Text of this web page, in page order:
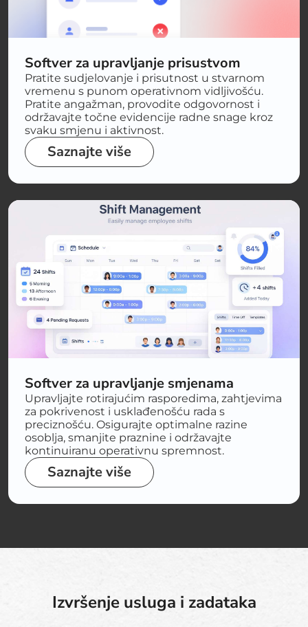
Softver za upravljanje prisustvom
Pratite sudjelovanje i prisutnost u stvarnom
vremenu s punom operativnom vidljivošću.
Pratite angažman, provodite odgovornost i
održavajte točne evidencije radne snage kroz
svaku smjenu i aktivnost.
Saznajte više
Softver za upravljanje smjenama
Upravljajte rotirajućim rasporedima, zahtjevima
za pokrivenost i usklađenošću rada s
preciznošću. Osigurajte optimalne razine
osoblja, smanjite praznine i održavajte
kontinuiranu operativnu spremnost.
Saznajte više
Izvršenje usluga i zadataka